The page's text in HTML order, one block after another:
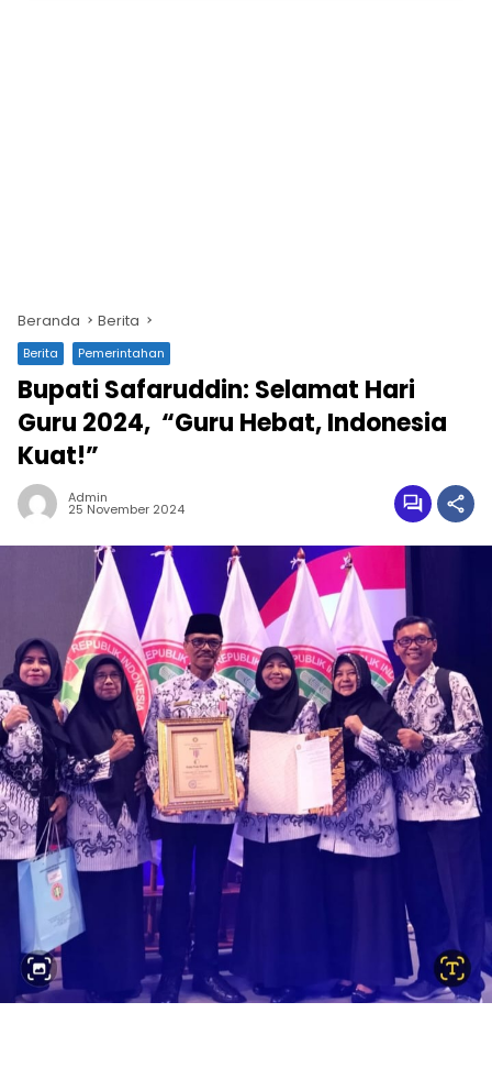
Beranda Berita
Berita Pemerintahan
Bupati Safaruddin: Selamat Hari
Guru 2024, “Guru Hebat, Indonesia
Kuat!”
Admin
25 November 2024